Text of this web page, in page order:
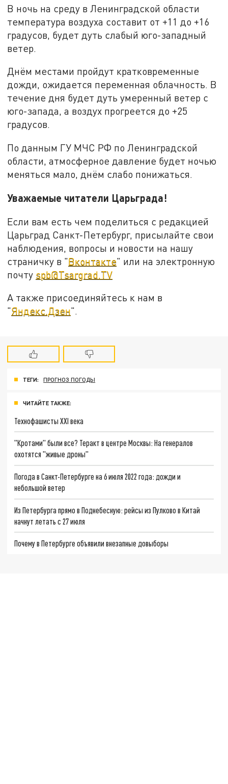
В ночь на среду в Ленинградской области
температура воздуха составит от +11 до +16
градусов, будет дуть слабый юго-западный
ветер.
Днём местами пройдут кратковременные
дожди, ожидается переменная облачность. В
течение дня будет дуть умеренный ветер с
юго-запада, а воздух прогреется до +25
градусов.
По данным ГУ МЧС РФ по Ленинградской
области, атмосферное давление будет ночью
меняться мало, днём слабо понижаться.
Уважаемые читатели Царьграда!
Если вам есть чем поделиться с редакцией
Царьград Санкт-Петербург, присылайте свои
наблюдения, вопросы и новости на нашу
страничку в "Вконтакте" или на электронную
почту spb@Tsargrad.TV
А также присоединяйтесь к нам в
"Яндекс.Дзен".
ТЕГИ: ПРОГНОЗ ПОГОДЫ
ЧИТАЙТЕ ТАКЖЕ:
Технофашисты XXI века
"Кротами" были все? Теракт в центре Москвы: На генералов
охотятся "живые дроны"
Погода в Санкт-Петербурге на 6 июля 2022 года: дожди и
небольшой ветер
Из Петербурга прямо в Поднебесную: рейсы из Пулково в Китай
начнут летать с 27 июля
Почему в Петербурге объявили внезапные довыборы